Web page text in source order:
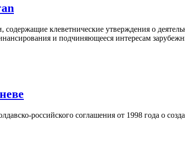
содержащие клеветнические утверждения о
и подчиняющееся интересам
российского соглашения от 1998 года о